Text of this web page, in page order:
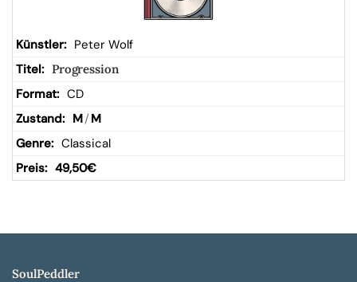
Peter Wolf
Progression
CD
M/ M
Classical
49,50€
SoulPeddler